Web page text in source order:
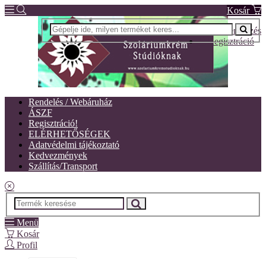
Kosár
Bejelentkezés
Regisztráció
Rendelés / Webáruház
ÁSZF
Regisztráció!
ELÉRHETŐSÉGEK
Adatvédelmi tájékoztató
Kedvezmények
Szállítás/Transport
Menü
Kosár
Profil